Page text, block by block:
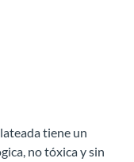
tiene un
no tóxica y sin